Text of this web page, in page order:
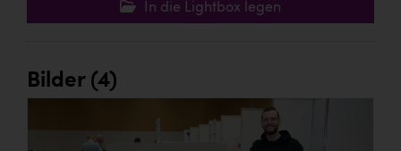
In die Lightbox legen
Bilder (4)